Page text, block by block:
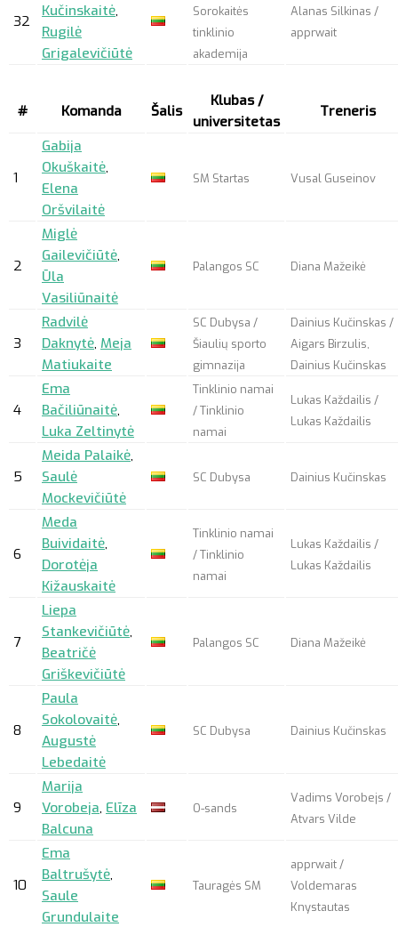
32
Kučinskaitė,
Rugilė
Grigalevičiūtė
Sorokaitės
tinklinio
akademija
Alanas Silkinas /
apprwait
# Komanda Šalis
Klubas /
universitetas
Treneris
1
Gabija
Okuškaitė,
Elena
Oršvilaitė
SM Startas Vusal Guseinov
2
Miglė
Gailevičiūtė,
Ūla
Vasiliūnaitė
Palangos SC Diana Mažeikė
3
Radvilė
Daknytė, Meja
Matiukaite
SC Dubysa /
Šiaulių sporto
gimnazija
Dainius Kučinskas /
Aigars Birzulis,
Dainius Kučinskas
4
Ema
Bačiliūnaitė,
Luka Zeltinytė
Tinklinio namai
/ Tinklinio
namai
Lukas Každailis /
Lukas Každailis
5
Meida Palaikė,
Saulė
Mockevičiūtė
SC Dubysa Dainius Kučinskas
6
Meda
Buividaitė,
Dorotėja
Kižauskaitė
Tinklinio namai
/ Tinklinio
namai
Lukas Každailis /
Lukas Každailis
7
Liepa
Stankevičiūtė,
Beatričė
Griškevičiūtė
Palangos SC Diana Mažeikė
8
Paula
Sokolovaitė,
Augustė
Lebedaitė
SC Dubysa Dainius Kučinskas
9
Marija
Vorobeja, Elīza
Balcuna
O-sands
Vadims Vorobejs /
Atvars Vilde
10
Ema
Baltrušytė,
Saule
Grundulaite
Tauragės SM
apprwait/
Voldemaras
Knystautas